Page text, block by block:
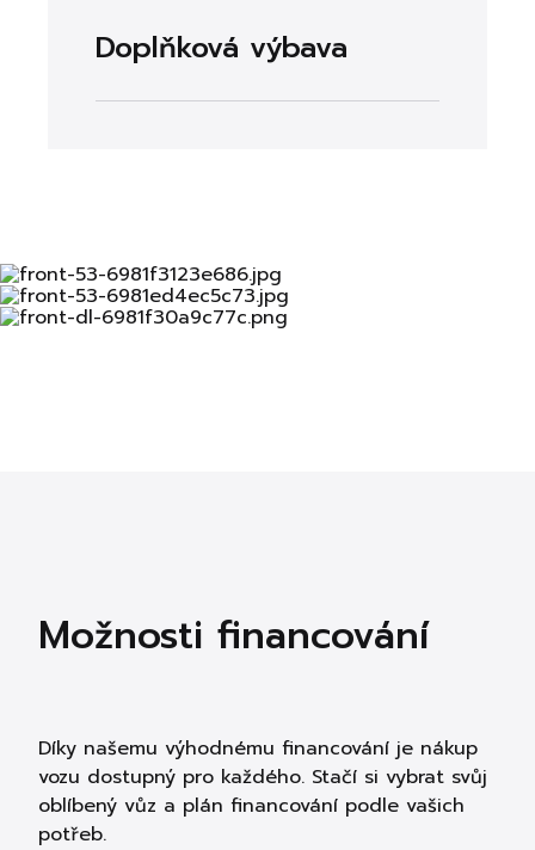
Doplňková výbava
Možnosti financování
Díky našemu výhodnému financování je nákup
vozu dostupný pro každého. Stačí si vybrat svůj
oblíbený vůz a plán financování podle vašich
potřeb.